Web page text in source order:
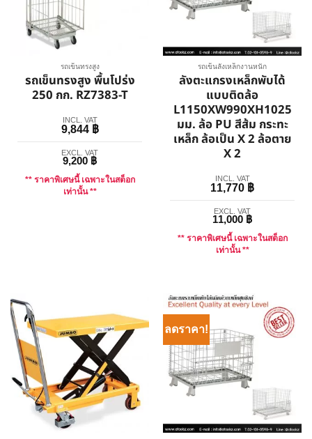
รถเข็นทรงสูง
รถเข็นทรงสูง พื้นโปร่ง
250 กก. RZ7383-T
INCL. VAT
9,844 ฿
EXCL. VAT
9,200 ฿
** ราคาพิเศษนี้ เฉพาะในสต็อก
เท่านั้น **
รถเข็นลังเหล็กงานหนัก
ลังตะแกรงเหล็กพับได้
แบบติดล้อ
L1150XW990XH1025
มม. ล้อ PU สีส้ม กระทะ
เหล็ก ล้อเป็น X 2 ล้อตาย
X 2
INCL. VAT
11,770 ฿
EXCL. VAT
11,000 ฿
** ราคาพิเศษนี้ เฉพาะในสต็อก
เท่านั้น **
ลดราคา!